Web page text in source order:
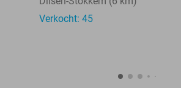
Verkocht: 45